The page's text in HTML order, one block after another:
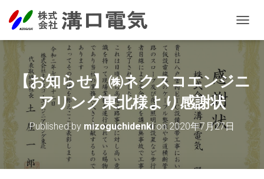
O
E
T
【お知らせ】㈱ネクスコエンジニ
アリング東北様より感謝状
Published by mizoguchidenkion2020年7月27日